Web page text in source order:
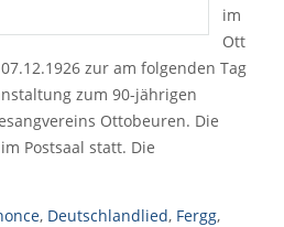
im
Ott
zur am folgenden Tag
zum 90-jährigen
Ottobeuren. Die
Postsaal statt. Die
, Deutschlandlied, Fergg,